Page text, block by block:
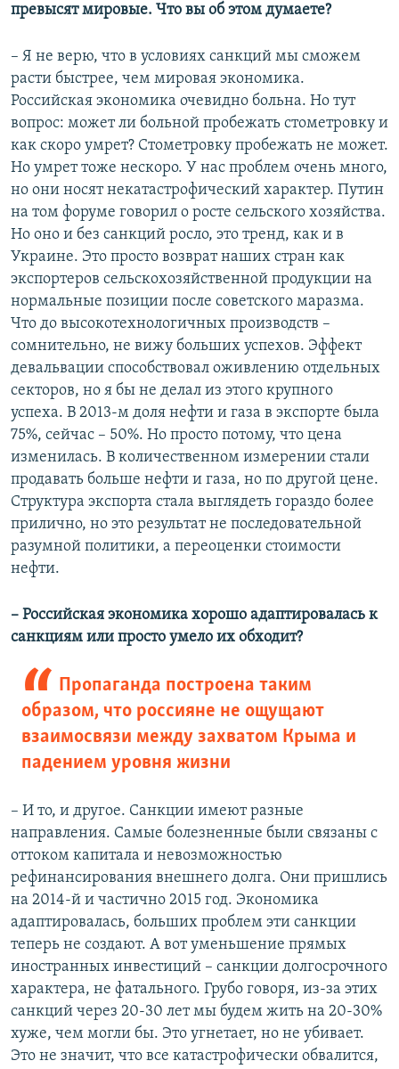
превысят мировые. Что вы об этом думаете?
– Я не верю, что в условиях санкций мы сможем
расти быстрее, чем мировая экономика.
Российская экономика очевидно больна. Но тут
вопрос: может ли больной пробежать стометровку и
как скоро умрет? Стометровку пробежать не может.
Но умрет тоже нескоро. У нас проблем очень много,
но они носят некатастрофический характер. Путин
на том форуме говорил о росте сельского хозяйства.
Но оно и без санкций росло, это тренд, как и в
Украине. Это просто возврат наших стран как
экспортеров сельскохозяйственной продукции на
нормальные позиции после советского маразма.
Что до высокотехнологичных производств –
сомнительно, не вижу больших успехов. Эффект
девальвации способствовал оживлению отдельных
секторов, но я бы не делал из этого крупного
успеха. В 2013-м доля нефти и газа в экспорте была
75%, сейчас – 50%. Но просто потому, что цена
изменилась. В количественном измерении стали
продавать больше нефти и газа, но по другой цене.
Структура экспорта стала выглядеть гораздо более
прилично, но это результат не последовательной
разумной политики, а переоценки стоимости
нефти.
– Российская экономика хорошо адаптировалась к
санкциям или просто умело их обходит?
Пропаганда построена таким
образом, что россияне не ощущают
взаимосвязи между захватом Крыма и
падением уровня жизни
– И то, и другое. Санкции имеют разные
направления. Самые болезненные были связаны с
оттоком капитала и невозможностью
рефинансирования внешнего долга. Они пришлись
на 2014-й и частично 2015 год. Экономика
адаптировалась, больших проблем эти санкции
теперь не создают. А вот уменьшение прямых
иностранных инвестиций – санкции долгосрочного
характера, не фатального. Грубо говоря, из-за этих
санкций через 20-30 лет мы будем жить на 20-30%
хуже, чем могли бы. Это угнетает, но не убивает.
Это не значит, что все катастрофически обвалится,